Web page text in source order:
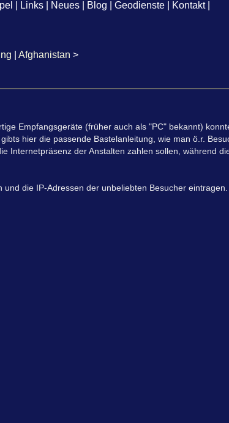
Links Neues Blog Geodienste Kontakt|
Afghanistan >
Empfangsgeräte (früher auch als "PC" bekannt)
hier die passende Bastelanleitung, wie man ö.r.
Internetpräsenz der Anstalten zahlen sollen, während
die IP-Adressen der unbeliebten Besucher